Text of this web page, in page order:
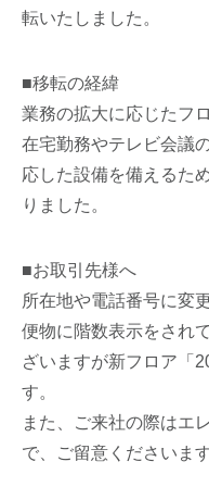
転いたしました。
■移転の経緯
業務の拡大に応じたフ
在宅勤務やテレビ会議
応した設備を備えるた
りました。
■お取引先様へ
所在地や電話番号に変
便物に階数表示をされ
ざいますが新フロア「
す。
また、ご来社の際はエ
で、ご留意くださいま